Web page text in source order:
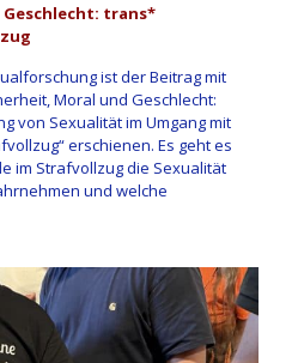
trans*
ist der Beitrag mit
Moral und Geschlecht:
von Sexualität im Umgang mit
erschienen. Es geht es
im Strafvollzug die Sexualität
und welche